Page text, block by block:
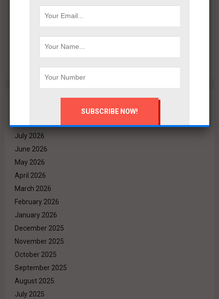
البنك الأهلي المصري وإدارة أمناء الاستثمار يتعاقدان مع رامتان
للتطوير العقاري لطرح وحدات جاهزة بالعاصمة الإدارية
July 2026
June 2026
May 2026
April 2026
March 2026
February 2026
January 2026
December 2025
November 2025
October 2025
September 2025
August 2025
July 2025